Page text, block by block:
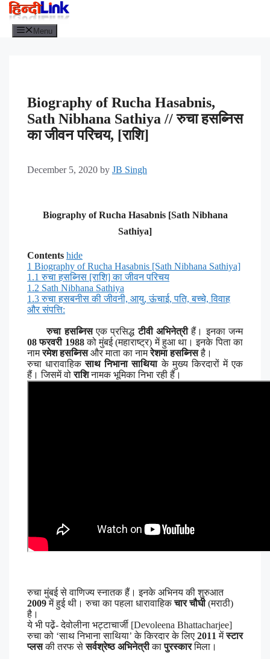
Menu
Biography of Rucha Hasabnis,
Sath Nibhana Sathiya // रुचा हसब्निस
का जीवन परिचय, [राशि]
December 5, 2020 by JB Singh
Biography of Rucha Hasabnis [Sath Nibhana
Sathiya]
Contents hide
1 Biography of Rucha Hasabnis [Sath Nibhana Sathiya]
1.1 रुचा हसब्निस [राशि] का जीवन परिचय
1.2 Sath Nibhana Sathiya
1.3 रुचा हसबनीस की जीवनी, आयु, ऊंचाई, पति, बच्चे, विवाह
और संपत्ति:
रुचा हसब्निसएक प्रसिद्धटीवी अभिनेत्रीहैं। इनका जन्म
08 फरवरी 1988को मुंबई (महाराष्ट्र) में हुआ था। इनके पिता का
नामरमेश हसब्निसऔर माता का नामरेशमा हसब्निसहै।
रुचा धारावाहिकसाथ निभाना साथियाके मुख्य किरदारों में एक
हैं। जिसमें वोराशिनामक भूमिका निभा रही हैं।
रुचा मुंबई से वाणिज्य स्नातक हैं। इनके अभिनय की शुरुआत
2009में हुई थी। रुचा का पहला धारावाहिकचार चौघी(मराठी)
है।
ये भी पढे़ं- देवोलीना भट्टाचार्जी [Devoleena Bhattacharjee]
रुचा को ‘साथ निभाना साथिया’ केकिरदार के लिए 2011 मेंस्टार
प्लसकी तरफ सेसर्वश्रेष्ठ अभिनेत्रीकापुरस्कारमिला।